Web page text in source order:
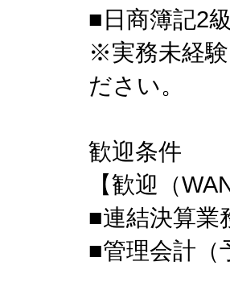
■日商簿記2
※実務未経
ださい。
歓迎条件
【歓迎（
■連結決算業
■管理会計（